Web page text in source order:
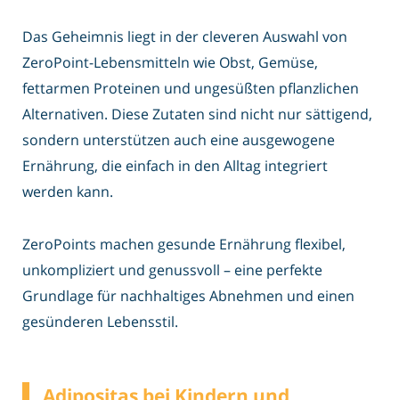
Das Geheimnis liegt in der cleveren Auswahl von
ZeroPoint-Lebensmitteln wie Obst, Gemüse,
fettarmen Proteinen und ungesüßten pflanzlichen
Alternativen. Diese Zutaten sind nicht nur sättigend,
sondern unterstützen auch eine ausgewogene
Ernährung, die einfach in den Alltag integriert
werden kann.
ZeroPoints machen gesunde Ernährung flexibel,
unkompliziert und genussvoll – eine perfekte
Grundlage für nachhaltiges Abnehmen und einen
gesünderen Lebensstil.